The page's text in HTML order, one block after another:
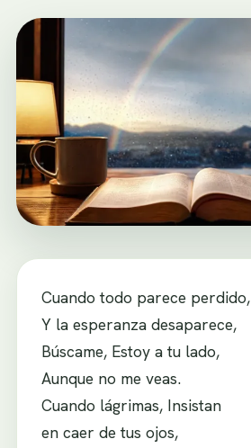
Cuando todo parece perdido,
Y la esperanza desaparece,
Búscame, Estoy a tu lado,
Aunque no me veas.
Cuando lágrimas, Insistan
en caer de tus ojos,